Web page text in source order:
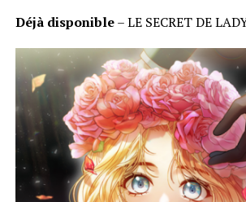
Déjà disponible– LE SECRET DE